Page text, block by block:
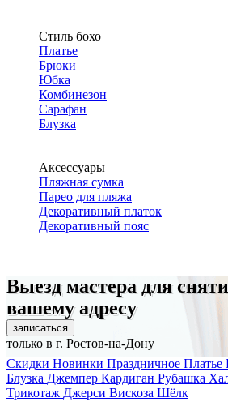
Стиль бохо
Платье
Брюки
Юбка
Комбинезон
Сарафан
Блузка
Аксессуары
Пляжная сумка
Парео для пляжа
Декоративный платок
Декоративный пояс
Выезд мастера для
вашему адресу
записаться
только в г. Ростов-на-Дону
Скидки Новинки Праздничное Платье
Блузка Джемпер Кардиган Рубашка
Трикотаж Джерси Вискоза Шёлк